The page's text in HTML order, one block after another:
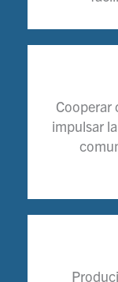
Cooperar
impulsar